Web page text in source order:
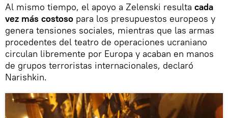
Al mismo tiempo, el apoyo a Zelenski resulta cada
vez más costoso para los presupuestos europeos y
genera tensiones sociales, mientras que las armas
procedentes del teatro de operaciones ucraniano
circulan libremente por Europa y acaban en manos
de grupos terroristas internacionales, declaró
Narishkin.